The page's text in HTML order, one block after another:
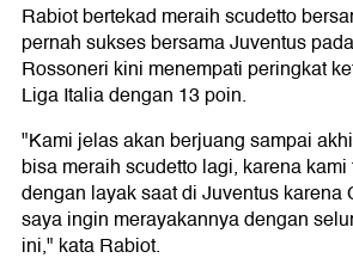
Rabiot bertekad meraih scudetto
pernah sukses bersama Juventus
Rossoneri kini menempati peringkat
Liga Italia dengan 13 poin.
"Kami jelas akan berjuang sampai
bisa meraih scudetto lagi, karena
dengan layak saat di Juventus karena
saya ingin merayakannya dengan
ini," kata Rabiot.